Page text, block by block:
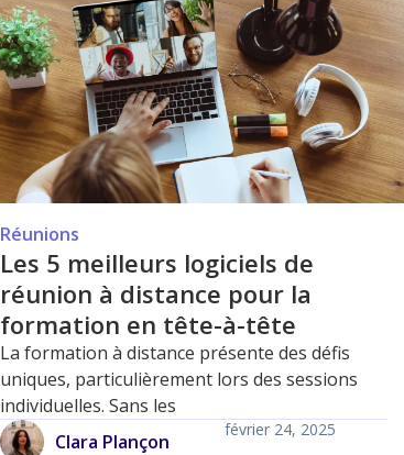
Réunions
Les 5 meilleurs logiciels de
réunion à distance pour la
formation en tête-à-tête
La formation à distance présente des défis
uniques, particulièrement lors des sessions
individuelles. Sans les
Clara Plançon
février 24, 2025